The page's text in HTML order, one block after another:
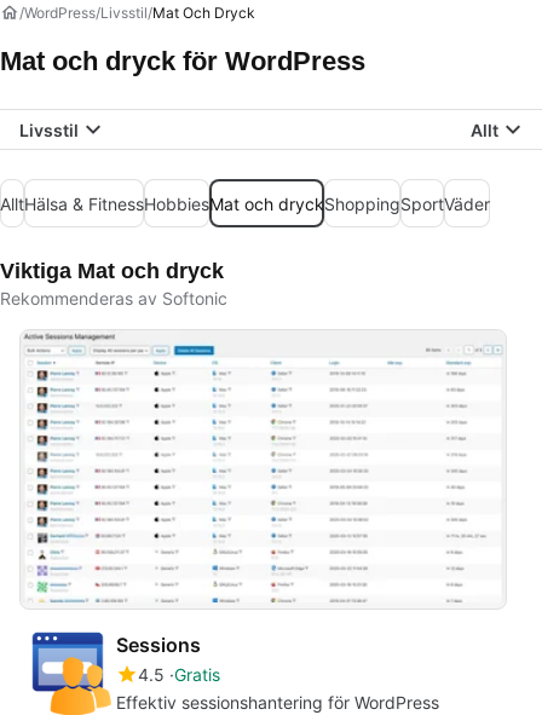
WordPress Livsstil Mat Och Dryck
Mat och dryck för WordPress
Livsstil Allt
AlltHälsa & FitnessHobbiesMat och dryckShoppingSportVäder
Viktiga Mat och dryck
Rekommenderas av Softonic
Sessions
4.5 Gratis
Effektiv sessionshantering för WordPress